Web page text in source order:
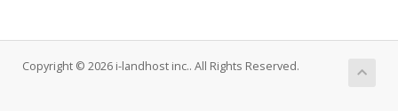
Copyright © 2026 i-landhost inc.. All Rights Reserved.